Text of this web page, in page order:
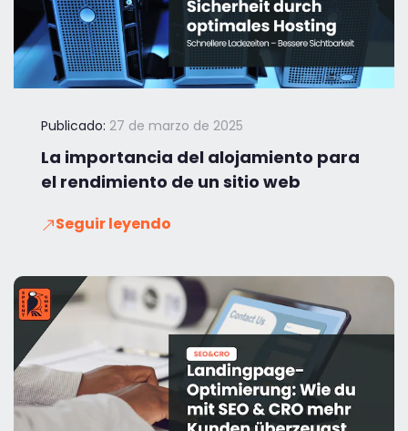
Publicado: 27 de marzo de 2025
La importancia del alojamiento para
el rendimiento de un sitio web
Seguir leyendo